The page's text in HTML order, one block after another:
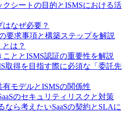
シートの目的とISMSにおける活
はなぜ必要？
要求事項と構築ステップを解説
とは？
ととISMS認証の重要性を解説
取得を目指す際に必須な「委託先
有モデルとISMSの関係性
のセキュリティリスクと対策
なら考えたいSaaSの契約とSLAに